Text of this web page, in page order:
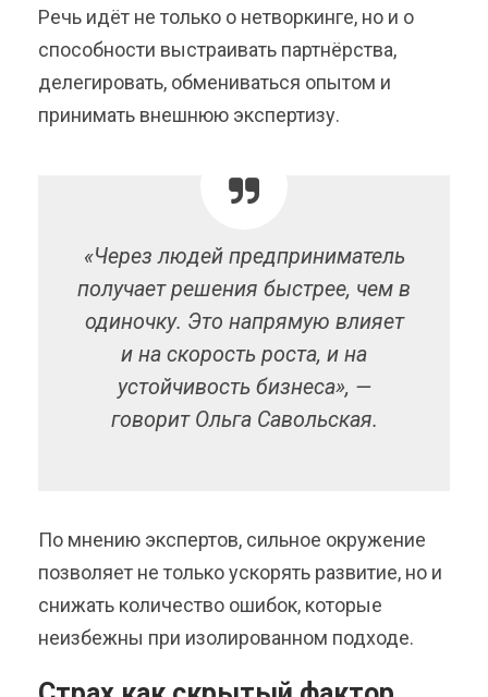
Речь идёт не только о нетворкинге, но и о
способности выстраивать партнёрства,
делегировать, обмениваться опытом и
принимать внешнюю экспертизу.
«Через людей предприниматель
получает решения быстрее, чем в
одиночку. Это напрямую влияет
и на скорость роста, и на
устойчивость бизнеса», —
говорит Ольга Савольская.
По мнению экспертов, сильное окружение
позволяет не только ускорять развитие, но и
снижать количество ошибок, которые
неизбежны при изолированном подходе.